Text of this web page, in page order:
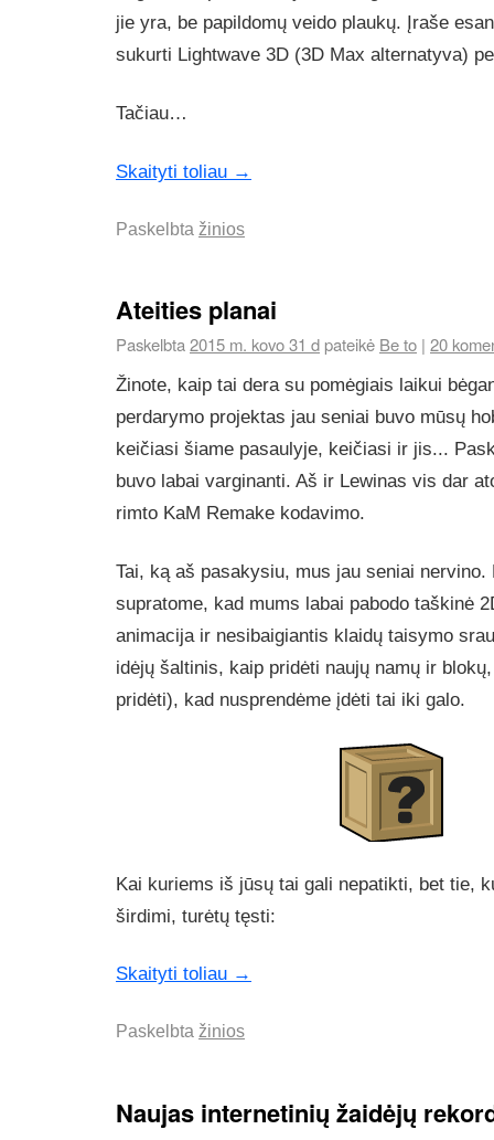
jie yra, be papildomų veido plaukų. Įraše
sukurti Lightwave 3D (3D Max alternatyva)
Tačiau…
Skaityti toliau →
Paskelbta žinios
Ateities planai
Paskelbta2015 m. kovo 31 d pateikė Be to | 20
Žinote, kaip tai dera su pomėgiais laikui
perdarymo projektas jau seniai buvo mūsų
keičiasi šiame pasaulyje, keičiasi ir jis...
buvo labai varginanti. Aš ir Lewinas vis dar
rimto KaM Remake kodavimo.
Tai, ką aš pasakysiu, mus jau seniai
supratome, kad mums labai pabodo taškinė
animacija ir nesibaigiantis klaidų taisymo
idėjų šaltinis, kaip pridėti naujų namų ir
pridėti), kad nusprendėme įdėti tai iki galo.
Kai kuriems iš jūsų tai gali nepatikti, bet tie,
širdimi, turėtų tęsti:
Skaityti toliau →
Paskelbta žinios
Naujas internetinių žaidėjų